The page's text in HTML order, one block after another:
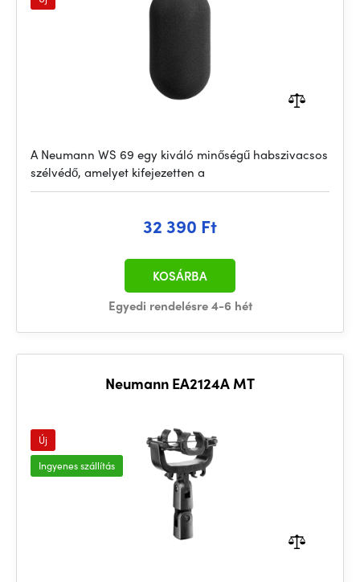
A Neumann WS 69 egy kiváló minőségű habszivacsos
szélvédő, amelyet kifejezetten a
32 390 Ft
Egyedi rendelésre 4-6 hét
KOSÁRBA
Neumann EA2124A MT
Új
Ingyenes szállítás